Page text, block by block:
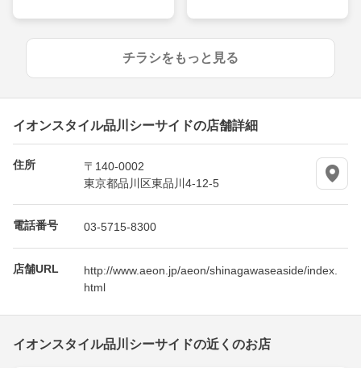
チラシをもっと見る
イオンスタイル品川シーサイドの店舗詳細
住所
〒140-0002
東京都品川区東品川4-12-5
電話番号 03-5715-8300
店舗URL
http://www.aeon.jp/aeon/shinagawaseaside/index.
html
イオンスタイル品川シーサイドの近くのお店